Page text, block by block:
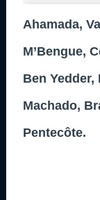
Ahamada,
M’Bengue,
Ben
Machado,
Pentecôte.